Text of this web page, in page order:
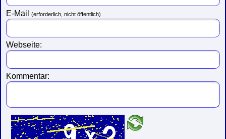
E-Mail (erforderlich, nicht öffentlich)
Webseite:
Kommentar: